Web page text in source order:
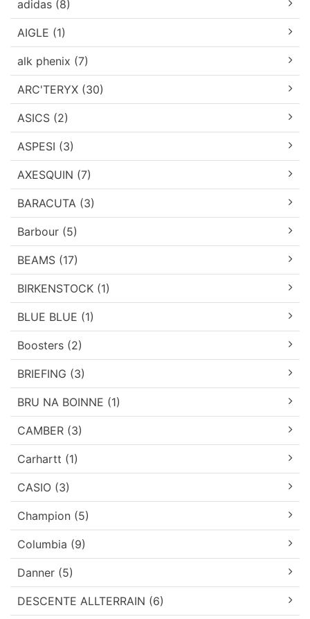
adidas (8)
AIGLE (1)
alk phenix (7)
ARC'TERYX (30)
ASICS (2)
ASPESI (3)
AXESQUIN (7)
BARACUTA (3)
Barbour (5)
BEAMS (17)
BIRKENSTOCK (1)
BLUE BLUE (1)
Boosters (2)
BRIEFING (3)
BRU NA BOINNE (1)
CAMBER (3)
Carhartt (1)
CASIO (3)
Champion (5)
Columbia (9)
Danner (5)
DESCENTE ALLTERRAIN (6)